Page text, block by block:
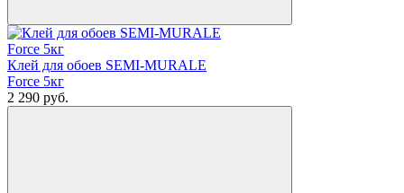
Клей для обоев SEMI-MURALE
Force 5кг
2 290 руб.